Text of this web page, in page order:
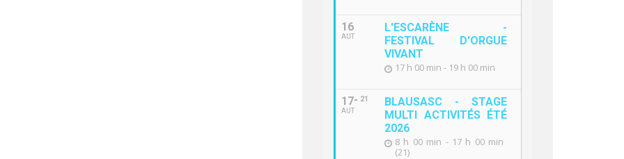
16
AUT
L'ESCARÈNE -
FESTIVAL D'ORGUE
VIVANT
17 h 00 min - 19 h 00 min
17
AUT
21
BLAUSASC - STAGE
MULTI ACTIVITÉS ÉTÉ
2026
8 h 00 min - 17 h 00 min
(21)